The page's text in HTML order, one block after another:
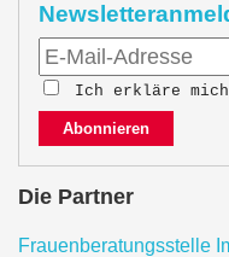
Ich erkläre
Abonnieren
Die Partner
Frauenberatungsstelle